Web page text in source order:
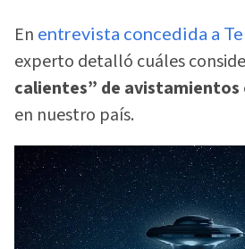
En entrevista concedida a
experto detalló cuáles
calientes” de
en nuestro país.